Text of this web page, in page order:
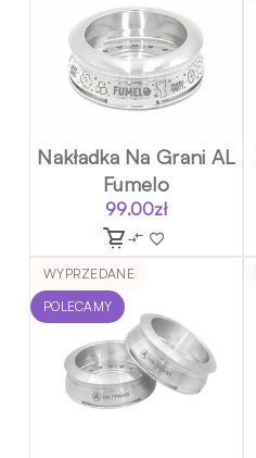
Nakładka Na Grani AL
Fumelo
99.00zł
WYPRZEDANE
POLECAMY